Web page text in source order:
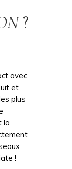
?
avec
et
plus
la
!